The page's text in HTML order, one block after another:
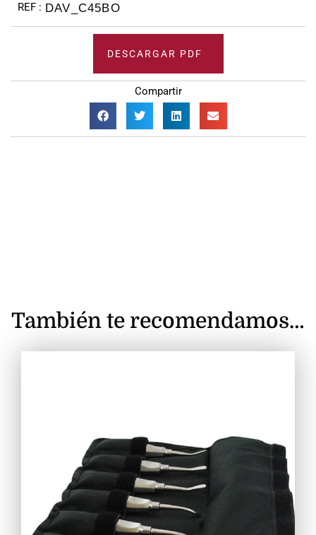
DAV_C45BO
DESCARGAR PDF
Compartir
También te recomendamos…